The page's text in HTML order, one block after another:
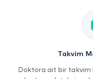
Takvim
Doktora ait bir takvim